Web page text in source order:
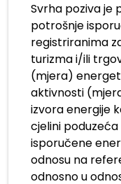
Svrha poziva je
potrošnje
registriranima
turizma i/ili
(mjera)
aktivnosti
izvora energije
cjelini
isporučene
odnosu na
odnosno u